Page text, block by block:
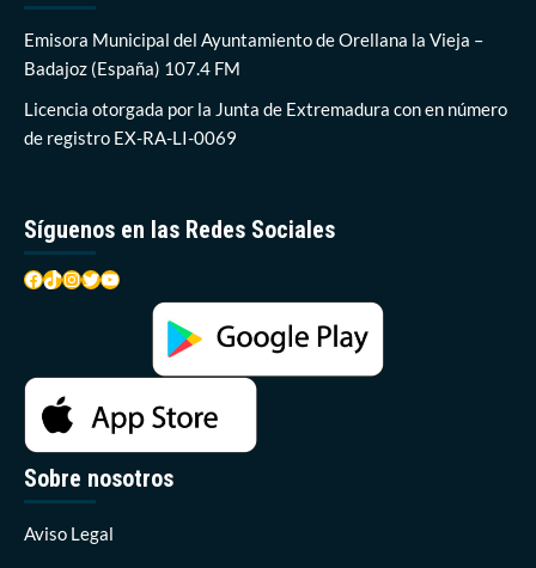
Emisora Municipal del Ayuntamiento de Orellana la Vieja –
Badajoz (España) 107.4 FM
Licencia otorgada por la Junta de Extremadura con en número
de registro EX-RA-LI-0069
Síguenos en las Redes Sociales
Facebook
TikTok
Instagram
Twitter
YouTube
Sobre nosotros
Aviso Legal